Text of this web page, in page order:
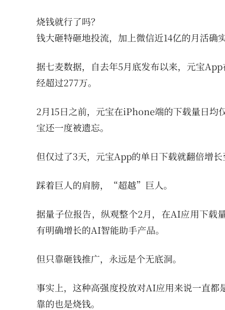
烧钱就行了吗？
钱大砸特砸地投流，加上微信近14亿的月活确
据七麦数据，自去年5月底发布以来，元宝
经超过277万。
2月15日之前，元宝在iPhone端的下载量日均
宝还一度被遗忘。
但仅过了3天，元宝App的单日下载就翻倍增
踩着巨人的肩膀，“超越”巨人。
据量子位报告，纵观整个2月，在AI应用下载
有明确增长的AI智能助手产品。
但只靠砸钱推广，永远是个无底洞。
事实上，这种高强度投放对AI应用来说一直都
靠的也是烧钱。